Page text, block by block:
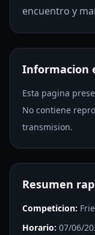
encuentro y
Informacion
Esta pagina
No contiene
transmision.
Resumen
Competicion:
Horario: 07/06/